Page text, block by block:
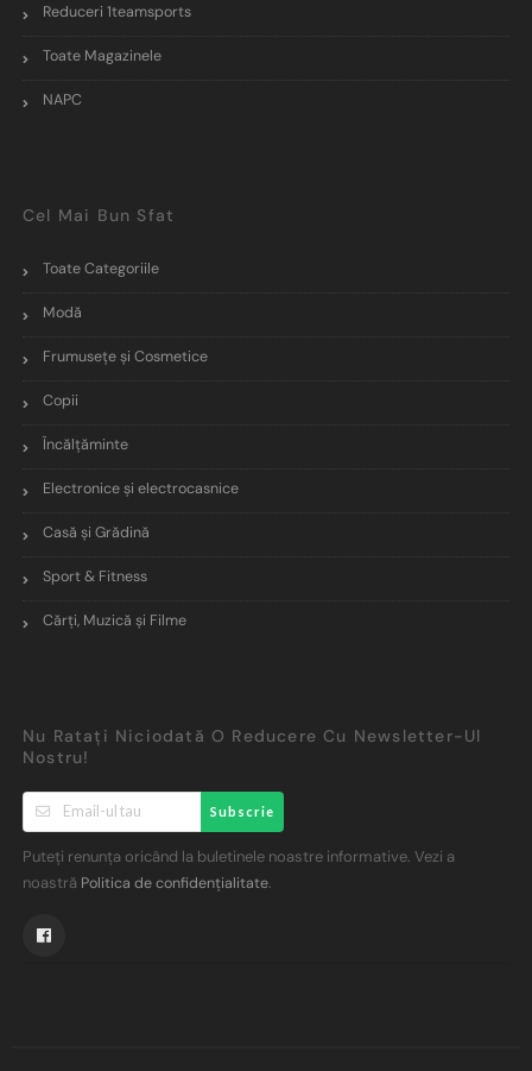
Reduceri 1teamsports
Toate Magazinele
NAPC
Cel Mai Bun Sfat
Toate Categoriile
Modă
Frumusețe și Cosmetice
Copii
Încălţăminte
Electronice și electrocasnice
Casă și Grădină
Sport & Fitness
Cărți, Muzică și Filme
Nu Ratați Niciodată O Reducere Cu Newsletter-Ul
Nostru!
Subscrie
Puteți renunța oricând la buletinele noastre informative. Vezi a
noastră Politica de confidențialitate.